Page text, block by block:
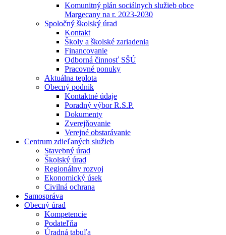
Komunitný plán sociálnych služieb obce
Margecany na r. 2023-2030
Spoločný školský úrad
Kontakt
Školy a školské zariadenia
Financovanie
Odborná činnosť SŠÚ
Pracovné ponuky
Aktuálna teplota
Obecný podnik
Kontaktné údaje
Poradný výbor R.S.P.
Dokumenty
Zverejňovanie
Verejné obstarávanie
Centrum zdieľaných služieb
Stavebný úrad
Školský úrad
Regionálny rozvoj
Ekonomický úsek
Civilná ochrana
Samospráva
Obecný úrad
Kompetencie
Podateľňa
Úradná tabuľa